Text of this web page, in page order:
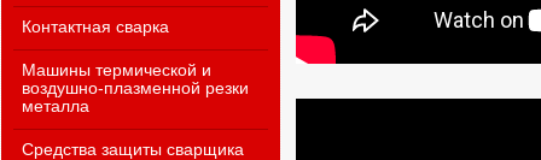
Контактная сварка
Машины термической и
воздушно-плазменной резки
металла
Средства защиты сварщика